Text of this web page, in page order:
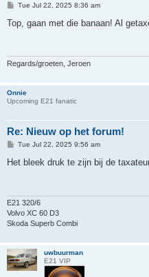
P
s
t
Tue Jul 22, 2025 8:36 am
Top, gaan met die banaan! Al
Regards/groeten, Jeroen
Onnie
Upcoming E21 fanatic
Re: Nieuw op het forum!
P
s
Tue Jul 22, 2025 9:56 am
Het bleek druk te zijn bij de
E21 320/6
Volvo XC 60 D3
Skoda Superb Combi
uwbuurman
E21 VIP